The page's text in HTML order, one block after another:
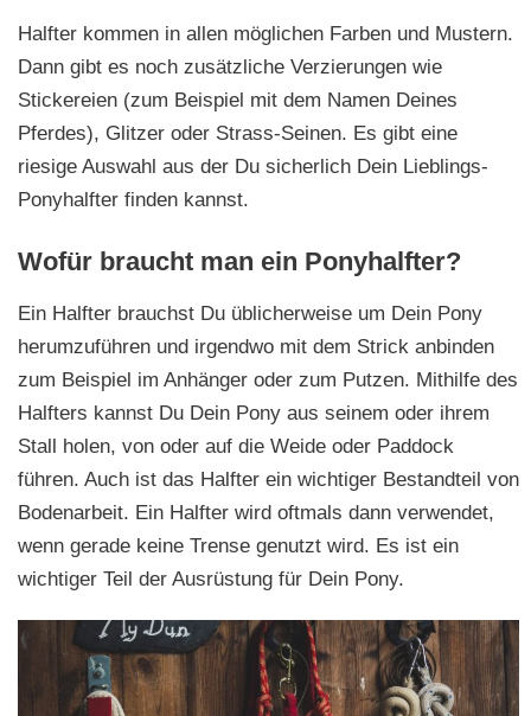
Halfter kommen in allen möglichen Farben und Mustern.
Dann gibt es noch zusätzliche Verzierungen wie
Stickereien (zum Beispiel mit dem Namen Deines
Pferdes), Glitzer oder Strass-Seinen. Es gibt eine
riesige Auswahl aus der Du sicherlich Dein Lieblings-
Ponyhalfter finden kannst.
Wofür braucht man ein Ponyhalfter?
Ein Halfter brauchst Du üblicherweise um Dein Pony
herumzuführen und irgendwo mit dem Strick anbinden
zum Beispiel im Anhänger oder zum Putzen. Mithilfe des
Halfters kannst Du Dein Pony aus seinem oder ihrem
Stall holen, von oder auf die Weide oder Paddock
führen. Auch ist das Halfter ein wichtiger Bestandteil von
Bodenarbeit. Ein Halfter wird oftmals dann verwendet,
wenn gerade keine Trense genutzt wird. Es ist ein
wichtiger Teil der Ausrüstung für Dein Pony.